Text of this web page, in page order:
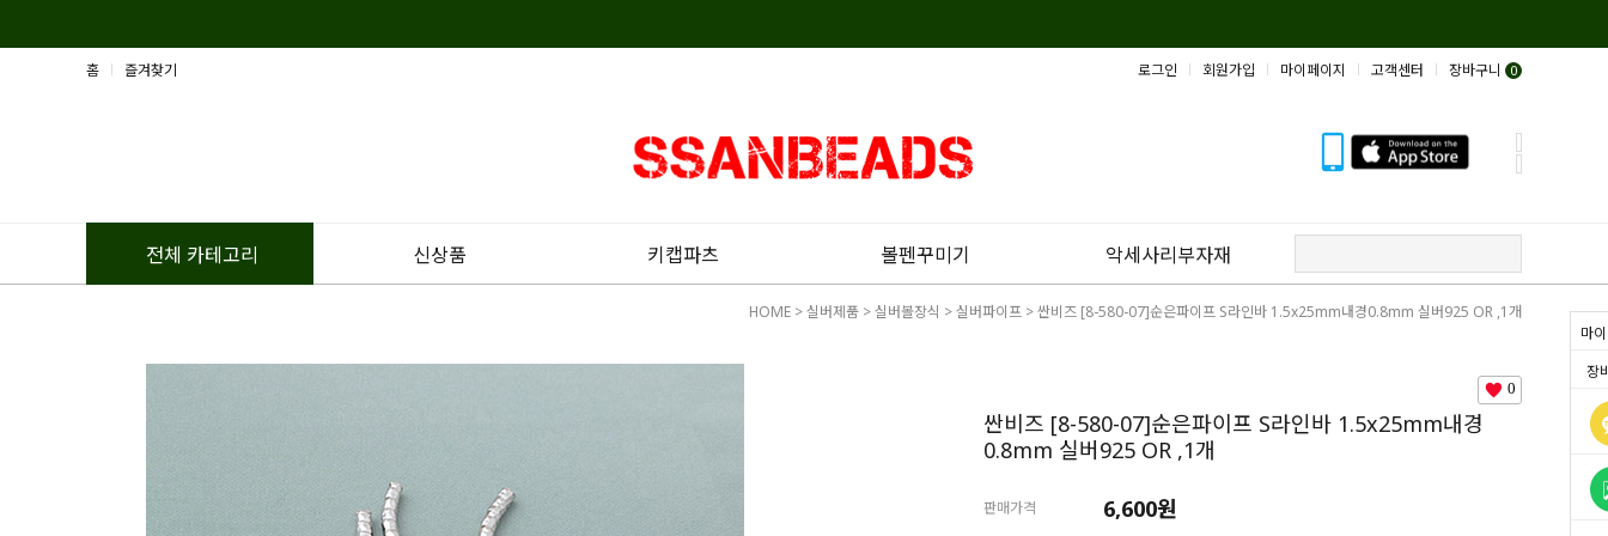
마
장
홈 즐겨찾기 로그인 회원가입 마이페이지 고객센터 장바구니 0
전체 카테고리 신상품 키캡파츠 볼펜꾸미기 악세사리부자재
HOME >실버제품 >실버볼장식 >실버파이프 > 싼비즈 [8-580-07]순은파이프 S라인바 1.5x25mm내경0.8mm 실버925 OR ,1개
0
싼비즈 [8-580-07]순은파이프 S라인바 1.5x25mm내경
0.8mm 실버925 OR ,1개
판매가격 6,600원